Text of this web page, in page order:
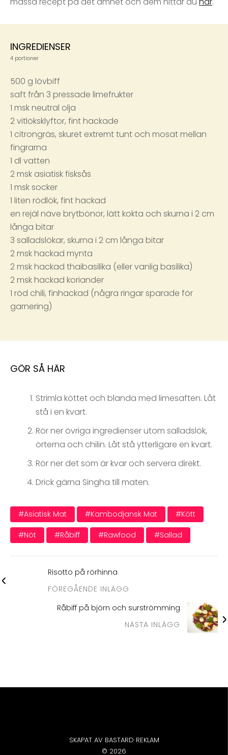
INGREDIENSER
4 portioner
500 g lövbiff
saft från 3 pressade limefrukter
1 msk neutral olja
2 vitlöksklyftor, fint hackade
1 citrongräs, skuret extremt tunt och mosat mellan
fingrarna
1 dl vatten
2 msk asiatisk fisksås
1 msk socker
1 liten rödlök, fint hackad
en rejäl näve brytbönor, lätt kokta och skurna i 2 cm
långa bitar
3 salladslökar, skurna i 2 cm långa bitar
2 msk hackad mynta
2 msk hackad thaibasilika (eller vanlig basilika)
2 msk hackad koriander
1 röd chili, finhackad (några ringar sparade för
garnering)
GÖR SÅ HÄR
Strimla köttet och blanda med limesaften. Låt
stå i en kvart.
Rör ner övriga ingredienser utom salladslök,
örterna och chilin. Låt stå ytterligare en kvart.
Rör ner det som är kvar och servera direkt.
Drick gärna Singha till maten.
#asiatisk Mat #kambodjansk Mat #kött
#nöt #råbiff #rawfood #sallad
Risotto på rörhinna
FÖREGÅENDE INLÄGG
Råbiff på björn och surströmming
NÄSTA INLÄGG
SKAPAT AV BASTARD REKLAM
© 2026